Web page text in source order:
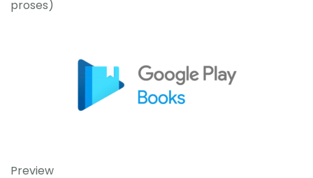
proses)
Preview